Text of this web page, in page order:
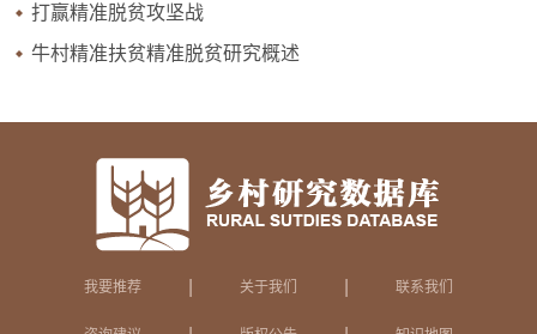
打赢精准脱贫攻坚战
牛村精准扶贫精准脱贫研究概述
我要推荐 关于我们 联系我们